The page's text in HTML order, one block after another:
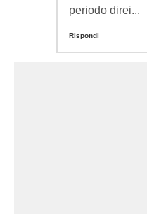
periodo direi...
Rispondi